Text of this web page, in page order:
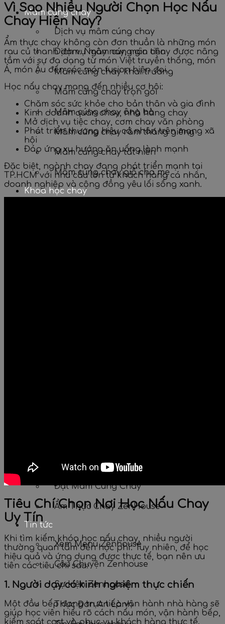
Mâm cúng chay
Dịch vụ mâm cúng chay
Dịch vụ mâm cúng gia tiên
Mâm cúng chay khai trương
Mâm cúng chay trọn gói
Mâm cúng chay ông bà
Mâm cúng chay rằm tháng giêng
Mâm cúng chay tất niên
Mâm cúng chay giỗ cha mẹ
Khoá học chay
Thực Dưỡng Chay
Đặt Mâm Cúng Chay
Ẩm Thực Chay ZenHouse
Tin tức
Xem Menu Zenhouse
Câu Chuyện Zenhouse
Sự kiện Zenhouse
Thực Đơn An Lành
Vì Sao Nhiều Người Chọn Học Nấu
Chay Hiện Nay?
Ẩm thực chay không còn đơn thuần là những món
rau củ thanh đạm. Ngày nay, món chay được nâng
tầm với sự đa dạng từ món Việt truyền thống, món
Á, món Âu đến các món fusion hiện đại.
Học nấu chay mang đến nhiều cơ hội:
Chăm sóc sức khỏe cho bản thân và gia đình
Kinh doanh quán chay, nhà hàng chay
Mở dịch vụ tiệc chay, cơm chay văn phòng
Phát triển thương hiệu cá nhân trên mạng xã
hội
Đáp ứng xu hướng ăn uống lành mạnh
Đặc biệt, ngành chay đang phát triển mạnh tại
TP.HCM với nhu cầu lớn từ khách hàng cá nhân,
doanh nghiệp và cộng đồng yêu lối sống xanh.
Tiêu Chí Chọn Nơi Học Nấu Chay
Uy Tín
Khi tìm kiếm khóa học nấu chay, nhiều người
thường quan tâm đến học phí. Tuy nhiên, để học
hiệu quả và ứng dụng được thực tế, bạn nên ưu
tiên các tiêu chí sau:
1. Người dạy có kinh nghiệm thực chiến
Một đầu bếp đang trực tiếp vận hành nhà hàng sẽ
giúp học viên hiểu rõ cách nấu món, vận hành bếp,
kiểm soát cost và phục vụ khách hàng thực tế.